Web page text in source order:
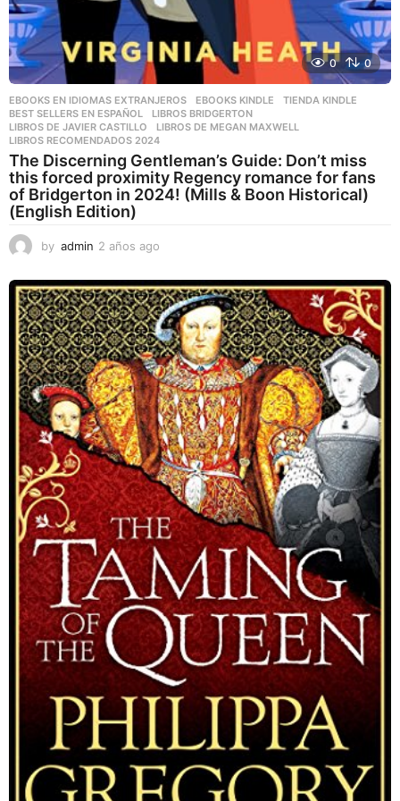
0 0
EBOOKS EN IDIOMAS EXTRANJEROS ,EBOOKS KINDLE ,TIENDA KINDLE
BEST SELLERS EN ESPAÑOL
,LIBROS BRIDGERTON
LIBROS DE JAVIER CASTILLO
,LIBROS DE MEGAN MAXWELL
LIBROS RECOMENDADOS 2024
The Discerning Gentleman’s Guide: Don’t miss
this forced proximity Regency romance for fans
of Bridgerton in 2024! (Mills & Boon Historical)
(English Edition)
by admin 2 años ago
ñ
o
s
a
g
o